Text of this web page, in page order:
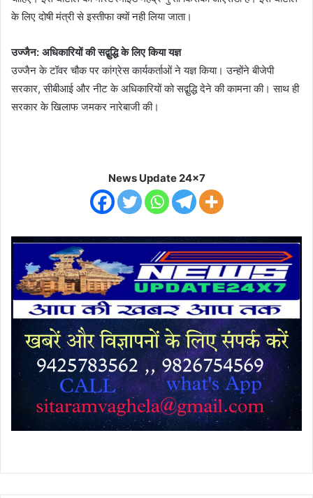
के लिए दोषी मंत्री से इस्तीफा क्यों नही लिया जाता।
उज्जैन: अधिकारियों की सद्बुद्धि के लिए किया यज्ञ
उज्जैन के टॉवर चौक पर कांग्रेस कार्यकर्ताओं ने यज्ञ किया। उन्होंने बीजेपी
सरकार, सीबीआई और नीट के अधिकारियों को सद्बुद्धि देने की कामना की। साथ ही
सरकार के खिलाफ जमकर नारेबाजी की।
News Update 24x7